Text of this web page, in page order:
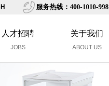
服务热线：400-1010-998
人才招聘
JOBS
关于我们
ABOUT US